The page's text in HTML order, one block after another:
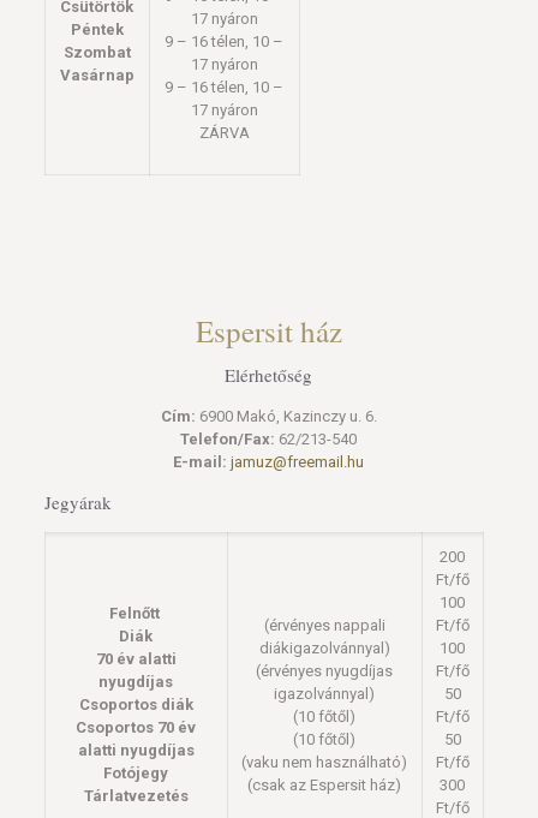
Csütörtök
Péntek
Szombat
Vasárnap
17 nyáron
9 – 16 télen, 10 –
17 nyáron
9 – 16 télen, 10 –
17 nyáron
ZÁRVA
Espersit ház
Elérhetőség
Cím: 6900 Makó, Kazinczy u. 6.
Telefon/Fax: 62/213-540
E-mail: jamuz@freemail.hu
Jegyárak
Felnőtt
Diák
70 év alatti
nyugdíjas
Csoportos diák
Csoportos 70 év
alatti nyugdíjas
Fotójegy
Tárlatvezetés
(érvényes nappali
diákigazolvánnyal)
(érvényes nyugdíjas
igazolvánnyal)
(10 főtől)
(10 főtől)
(vaku nem használható)
(csak az Espersit ház)
200
Ft/fő
100
Ft/fő
100
Ft/fő
50
Ft/fő
50
Ft/fő
300
Ft/fő